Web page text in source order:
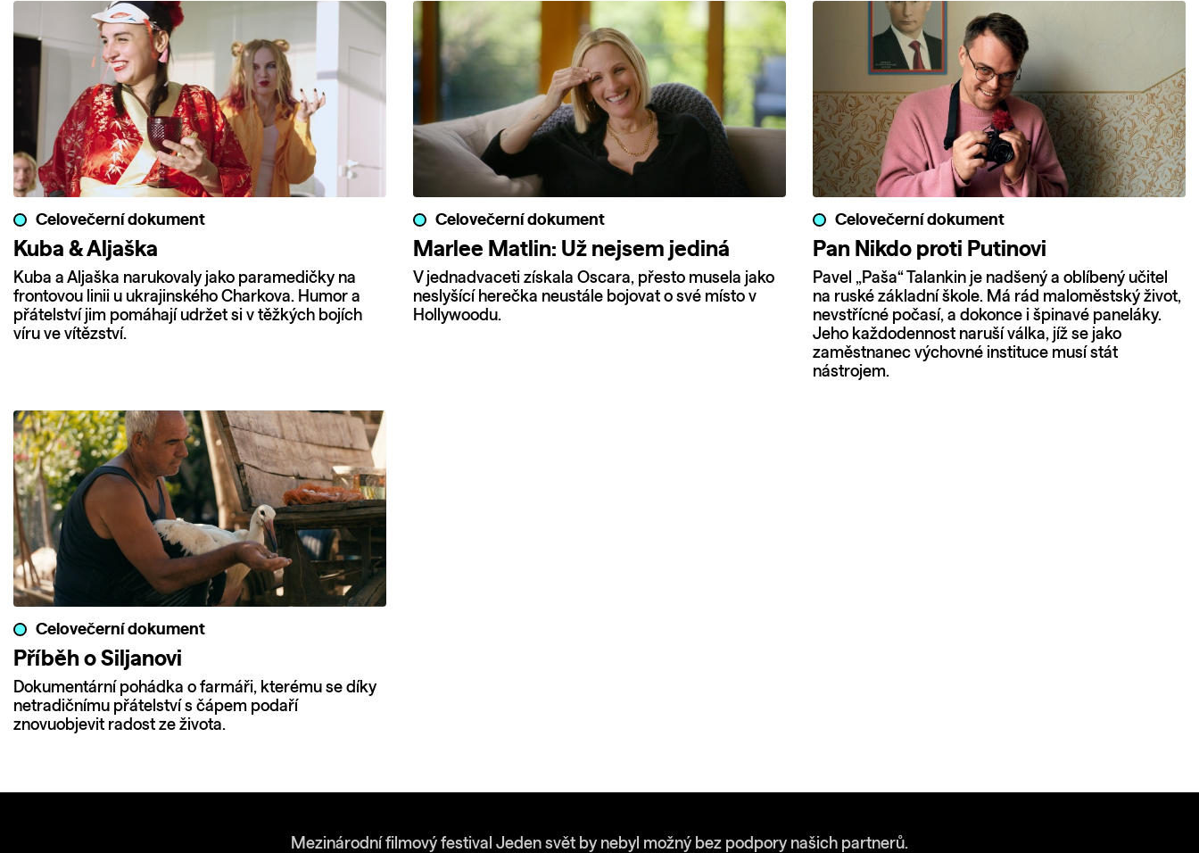
Celovečerní dokument
Kuba & Aljaška
Kuba a Aljaška narukovaly jako paramedičky na
frontovou linii u ukrajinského Charkova. Humor a
přátelství jim pomáhají udržet si v těžkých bojích
víru ve vítězství.
Celovečerní dokument
Marlee Matlin: Už nejsem jediná
V jednadvaceti získala Oscara, přesto musela jako
neslyšící herečka neustále bojovat o své místo v
Hollywoodu.
Celovečerní dokument
Pan Nikdo proti Putinovi
Pavel „Paša“ Talankin je nadšený a oblíbený učitel
na ruské základní škole. Má rád maloměstský život,
nevstřícné počasí, a dokonce i špinavé paneláky.
Jeho každodennost naruší válka, jíž se jako
zaměstnanec výchovné instituce musí stát
nástrojem.
Celovečerní dokument
Příběh o Siljanovi
Dokumentární pohádka o farmáři, kterému se díky
netradičnímu přátelství s čápem podaří
znovuobjevit radost ze života.
Mezinárodní filmový festival Jeden svět by nebyl možný bez podpory našich partnerů.